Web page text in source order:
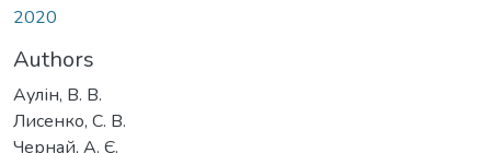
2020
Authors
Аулін, В. В.
Лисенко, С. В.
Чернай, А. Є.